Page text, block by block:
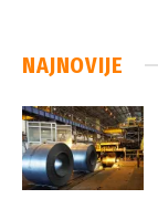
NAJNOVIJE